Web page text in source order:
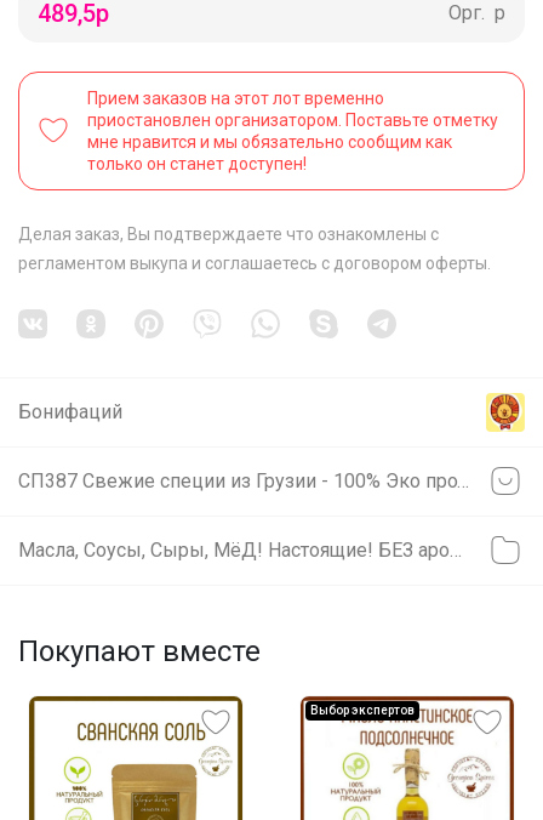
489,5р Орг. р
Прием заказов на этот лот временно
приостановлен организатором. Поставьте отметку
мне нравится и мы обязательно сообщим как
только он станет доступен!
Делая заказ, Вы подтверждаете что ознакомлены с
регламентом выкупа и соглашаетесь с договором оферты
Бонифаций
Покупают вместе
Выбор экспертов